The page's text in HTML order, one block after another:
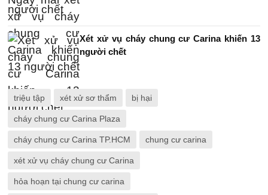
Xét xử vụ cháy chung cư Carina khiến 13
người chết
triệu tập xét xử sơ thẩm bị hại
cháy chung cư Carina Plaza
cháy chung cư Carina TP.HCM chung cư carina
xét xử vụ cháy chung cư Carina
hỏa hoạn tại chung cư carina